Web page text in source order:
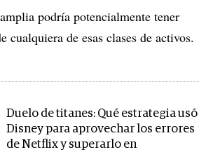
podría potencialmente tener
cualquiera de esas clases de activos.
Duelo de titanes: Qué estrategia usó
Disney para aprovechar los errores
de Netflix y superarlo en